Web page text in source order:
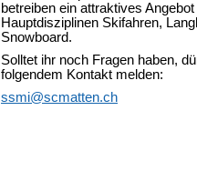
betreiben ein attraktives
Hauptdisziplinen Skifahren,
Snowboard.
Solltet ihr noch Fragen haben,
folgendem Kontakt melden:
ssmi@scmatten.ch